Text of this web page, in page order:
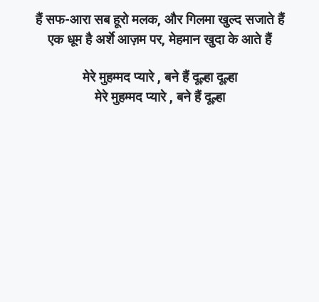
हैं सफ-आरा सब हूरो मलक, और गिलमा खुल्द सजाते हैं
एक धूम है अर्शे आज़म पर, मेहमान खुदा के आते हैं
मेरे मुहम्मद प्यारे , बने हैं दूल्हा दूल्हा
मेरे मुहम्मद प्यारे , बने हैं दूल्हा